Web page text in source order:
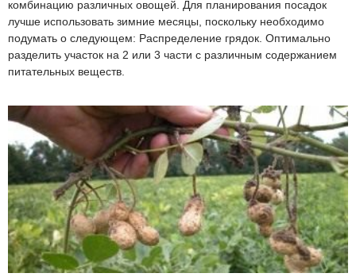
комбинацию различных овощей. Для планирования посадок
лучше использовать зимние месяцы, поскольку необходимо
подумать о следующем: Распределение грядок. Оптимально
разделить участок на 2 или 3 части с различным содержанием
питательных веществ.